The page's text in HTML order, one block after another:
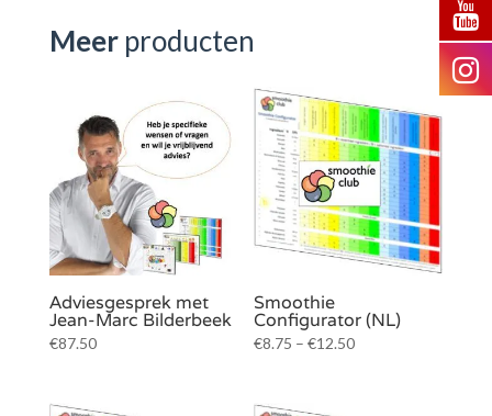
Meerproducten
Adviesgesprek met
Jean-Marc Bilderbeek
€87.50
Smoothie
Configurator (NL)
€8.75 –€12.50